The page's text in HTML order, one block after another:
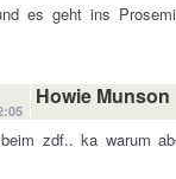
es geht ins
Howie Munson
zdf.. ka warum